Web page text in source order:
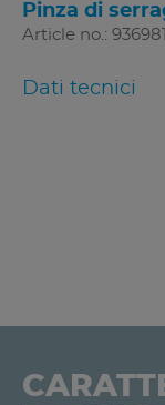
Pinza di
Article no.:
Dati tecnici